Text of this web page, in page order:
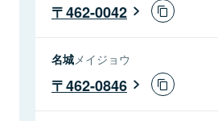
462-0042
名城 メイジョウ
462-0846